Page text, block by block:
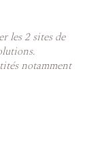
les 2 sites de
notamment